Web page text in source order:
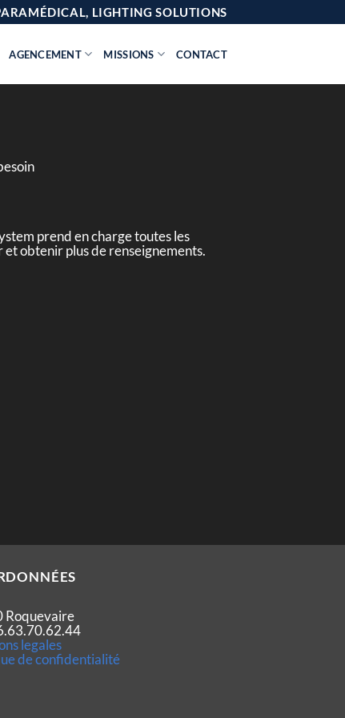
LIGHTING SOLUTIONS
AGENCEMENT MISSIONS CONTACT
prend en charge toutes les
obtenir plus de renseignements.
Roquevaire
legales
de confidentialité